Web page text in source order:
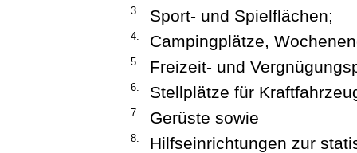
3. Sport- und Spielflächen;
4. Campingplätze,
5. Freizeit- und
6. Stellplätze für
7. Gerüste sowie
8.
Hilfseinrichtungen zur